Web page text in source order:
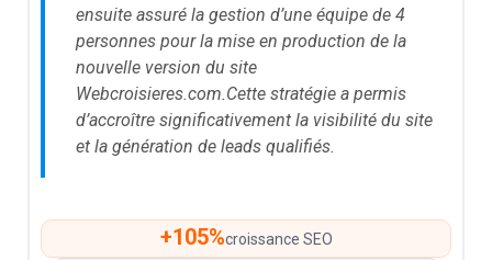
ensuite assuré la gestion d’une équipe de 4
personnes pour la mise en production de la
nouvelle version du site
Webcroisieres.com.Cette stratégie a permis
d’accroître significativement la visibilité du site
et la génération de leads qualifiés.
+105%croissance SEO